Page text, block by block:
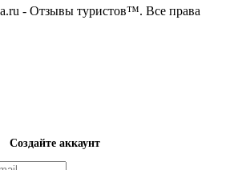
- Отзывы туристов™. Все права
Создайте аккаунт